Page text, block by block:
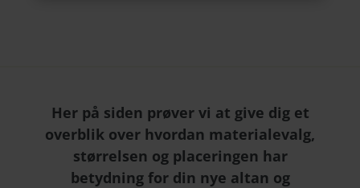
Her på siden prøver vi at give dig et
overblik over hvordan materialevalg,
størrelsen og placeringen har
betydning for din nye altan og